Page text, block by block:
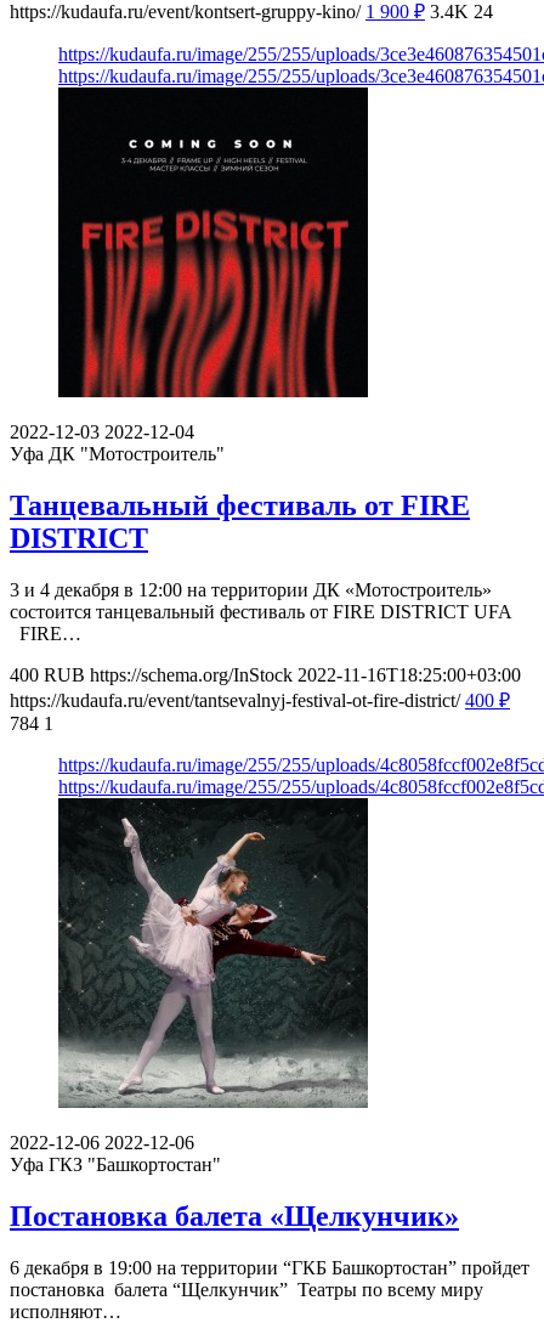
https://kudaufa.ru/event/kontsert-gruppy-kino/ 1 900 ₽ 3.4K 24
https://kudaufa.ru/image/255/255/uploads/
https://kudaufa.ru/image/255/255/uploads/
2022-12-03 2022-12-04
Уфа ДК "Мотостроитель"
Танцевальный фестиваль от FIRE
DISTRICT
3 и 4 декабря в 12:00 на территории ДК «Мотостроитель»
состоится танцевальный фестиваль от FIRE DISTRICT UFA
FIRE…
400 RUB https://schema.org/InStock 2022-11-16T18:25:00+03:00
https://kudaufa.ru/event/tantsevalnyj-festival-ot-fire-district/ 400 ₽
784 1
https://kudaufa.ru/image/255/255/uploads/
https://kudaufa.ru/image/255/255/uploads/
2022-12-06 2022-12-06
Уфа ГКЗ "Башкортостан"
Постановка балета «Щелкунчик»
6 декабря в 19:00 на территории “ГКБ Башкортостан” пройдет
постановка балета “Щелкунчик” Театры по всему миру
исполняют…